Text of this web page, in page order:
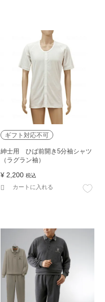
ギフト対応不可
紳士用 ひば前開き5分袖シャツ
（ラグラン袖）
¥ 2,200 税込
カートに入れる